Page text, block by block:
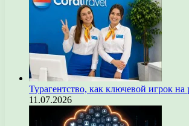
Турагентство, как ключевой игрок
11.07.2026